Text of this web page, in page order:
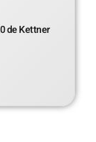
de Kettner